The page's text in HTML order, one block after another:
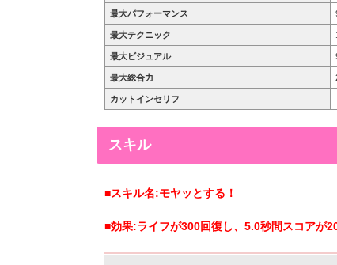
最大パフォーマンス
最大テクニック
最大ビジュアル
最大総合力
カットインセリフ
スキル
■スキル名:モヤッとする！
■効果:ライフが300回復し、5.0秒間スコアが